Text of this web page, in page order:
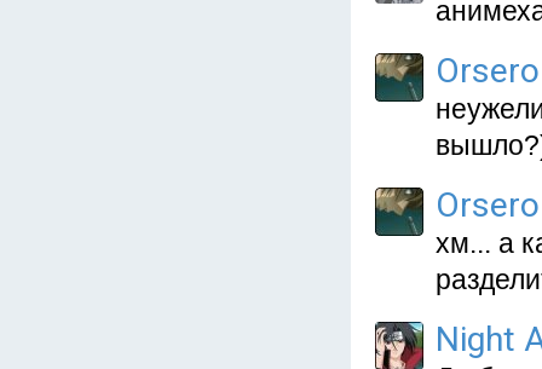
хм... а
Night